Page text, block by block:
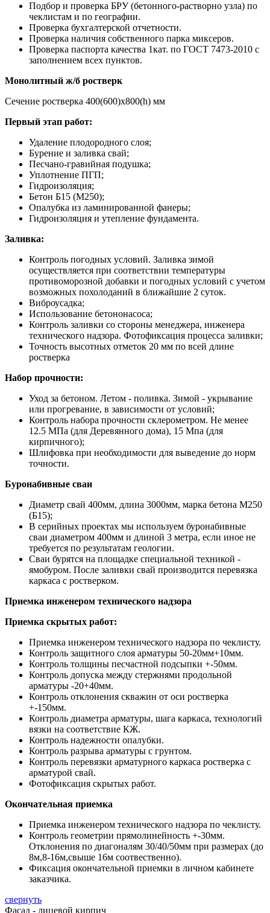
Подбор и проверка БРУ (бетонного-растворно узла) по
чеклистам и по географии.
Проверка бухгалтерской отчетности.
Проверка наличия собственного парка миксеров.
Проверка паспорта качества 1кат. по ГОСТ 7473-2010 с
заполнением всех пунктов.
Монолитный ж/б ростверк
Сечение ростверка 400(600)х800(h) мм
Первый этап работ:
Удаление плодородного слоя;
Бурение и заливка свай;
Песчано-гравийная подушка;
Уплотнение ПГП;
Гидроизоляция;
Бетон Б15 (М250);
Опалубка из ламинированной фанеры;
Гидроизоляция и утепление фундамента.
Заливка:
Контроль погодных условий. Заливка зимой
осуществляется при соответствии температуры
противоморозной добавки и погодных условий с учетом
возможных похолоданий в ближайшие 2 суток.
Виброусадка;
Использование бетононасоса;
Контроль заливки со стороны менеджера, инженера
технического надзора. Фотофиксация процесса заливки;
Точность высотных отметок 20 мм по всей длине
ростверка
Набор прочности:
Уход за бетоном. Летом - поливка. Зимой - укрывание
или прогревание, в зависимости от условий;
Контроль набора прочности склерометром. Не менее
12.5 МПа (для Деревянного дома), 15 Мпа (для
кирпичного);
Шлифовка при необходимости для выведение до норм
точности.
Буронабивные сваи
Диаметр свай 400мм, длина 3000мм, марка бетона М250
(Б15);
В серийных проектах мы используем буронабивные
сваи диаметром 400мм и длиной 3 метра, если иное не
требуется по результатам геологии.
Сваи бурятся на площадке специальной техникой -
ямобуром. После заливки свай производится перевязка
каркаса с ростверком.
Приемка инженером технического надзора
Приемка скрытых работ:
Приемка инженером технического надзора по чеклисту.
Контроль защитного слоя арматуры 50-20мм+10мм.
Контроль толщины песчастной подсыпки +-50мм.
Контроль допуска между стержнями продольной
арматуры -20+40мм.
Контроль отклонения скважин от оси ростверка
+-150мм.
Контроль диаметра арматуры, шага каркаса, технологий
вязки на соответствие КЖ.
Контроль надежности опалубки.
Контроль разрыва арматуры с грунтом.
Контроль перевязки арматурного каркаса ростверка с
арматурой свай.
Фотофиксация скрытых работ.
Окончательная приемка
Приемка инженером технического надзора по чеклисту.
Контроль геометрии прямолинейность +-30мм.
Отклонения по диагоналям 30/40/50мм при размерах (до
8м,8-16м,свыше 16м соотвественно).
Фиксация окончательной приемки в личном кабинете
заказчика.
свернуть
Фасад - лицевой кирпич